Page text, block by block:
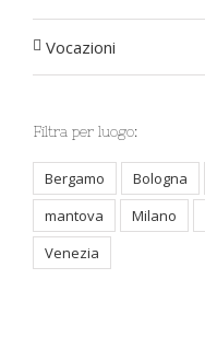
Vocazioni
Filtra per luogo:
Bergamo Bologna
mantova
Milano
Venezia